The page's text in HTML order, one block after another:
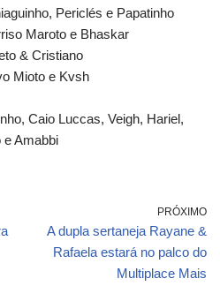
Periclés e Papatinho
Maroto e Bhaskar
& Cristiano
Mioto e Kvsh
Caio Luccas, Veigh, Hariel,
e Amabbi
PRÓXIMO
A dupla sertaneja Rayane &
Rafaela estará no palco do
Multiplace Mais